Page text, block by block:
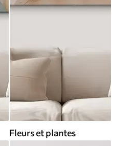
Fleurs et plantes